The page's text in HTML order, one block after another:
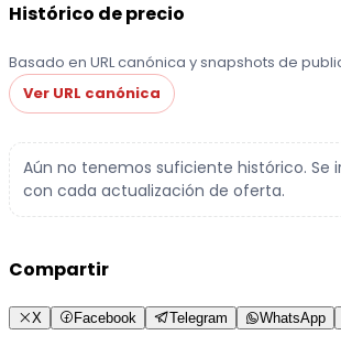
Histórico de precio
Basado en URL canónica y snapshots de
Ver URL canónica
Aún no tenemos suficiente histórico. Se
con cada actualización de oferta.
Compartir
X Facebook Telegram WhatsApp